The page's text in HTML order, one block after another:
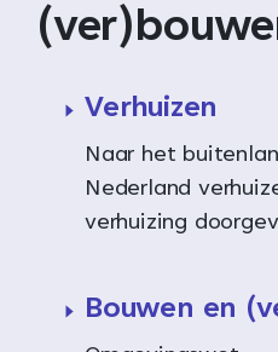
Verhuizen
Naar het
Nederland
verhuizing
Bouwen en